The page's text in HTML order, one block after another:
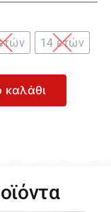
14 ετών
καλάθι